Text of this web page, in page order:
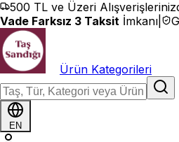
İçeriğe geç
500 TL ve Üzeri
Vade Farksız 3 Taksit İmkanı
Ürün Kategorileri
EN